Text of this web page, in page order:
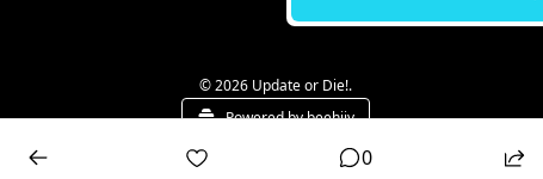
© 2026 Update or Die!.
Powered by beehiiv
0